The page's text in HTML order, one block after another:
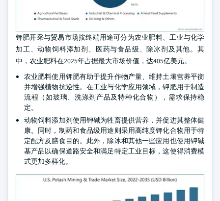
钾肥开采与贸易市场按终端用途可分为农业肥料、工业与化学
加工、动物饲料添加剂、医药与食品级、除冰剂及其他。其
中，农业肥料在2025年占据最大市场价值，达405亿美元。
农业肥料使用钾肥有助于提升作物产量、维持土壤营养平衡
并增强植物抗逆性。在工业与化学应用领域，钾肥用于制造
流程（如玻璃、洗涤剂产品及特种化合物），需求保持稳
定。
动物饲料添加剂使用钾碱为牲畜提供营养，并促进其整体健
康。同时，制药和食品级用途则采用高纯度钾化合物用于特
定配方及膳食目的。此外，除冰和其他一些应用也使用钾碱
基产品以确保道路安全和满足特定工业目标，这使得消费模
式更加多样化。